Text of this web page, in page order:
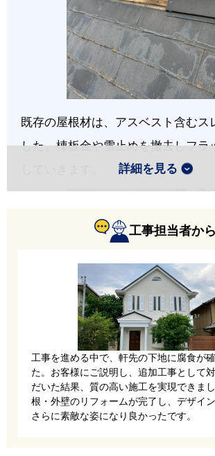
既存の屋根材は、アスベスト含むス
した。棟板金や雪止めを撤去しフラ
ルーフィング（防水シート）を敷き
ニューライナーを使用しました。優
耐久性を誇る下葺材です。
詳細を見る
工事担当者から
工事を進める中で、軒先の下地に腐食が
た。お客様にご説明し、追加工事として
だいた結果、質の高い施工を実現できま
根・外壁のリフォームが完了し、デザイ
さらに素敵な姿になり良かったです。